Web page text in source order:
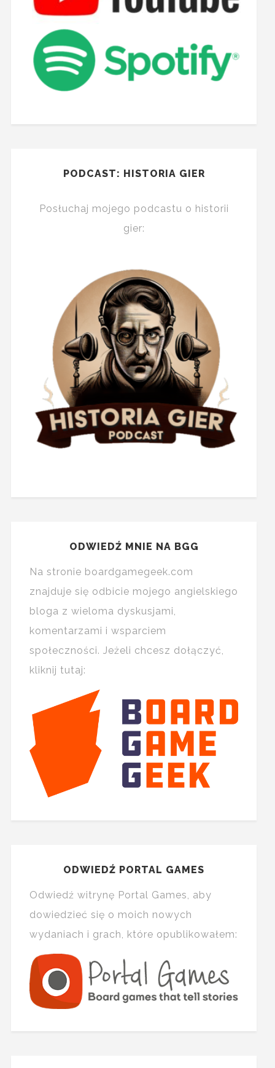
PODCAST: HISTORIA GIER
Posłuchaj mojego podcastu o historii
gier:
ODWIEDŹ MNIE NA BGG
Na stronie boardgamegeek.com
znajduje się odbicie mojego angielskiego
bloga z wieloma dyskusjami,
komentarzami i wsparciem
społeczności. Jeżeli chcesz dołączyć,
kliknij tutaj:
ODWIEDŹ PORTAL GAMES
Odwiedź witrynę Portal Games, aby
dowiedzieć się o moich nowych
wydaniach i grach, które opublikowałem: